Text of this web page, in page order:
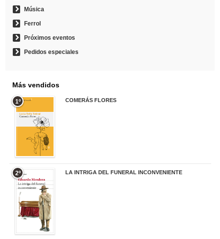
Música
Ferrol
Próximos eventos
Pedidos especiales
Más vendidos
1º COMERÁS FLORES
2º LA INTRIGA DEL FUNERAL INCONVENIENTE